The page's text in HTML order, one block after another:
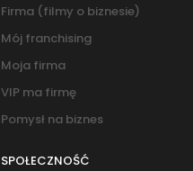
Firma (filmy o biznesie)
Mój franchising
Moja firma
VIP ma firmę
Pomysł na biznes
SPOŁECZNOŚĆ